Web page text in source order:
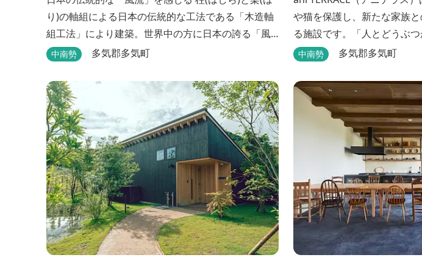
り)の軸組による日本の伝統的な工法である「木造軸
組工法」により建築。世界中の方に日本の誇る「風
流」を体験して頂けるよう窓際など細かいディテー
階に入居するテナントプロデュースにより洗練され
た世界観を各客室でお楽しみいただけ...
中南勢 多気郡多気町
や猫を保護し、新たな家族
る施設です。「人とどうぶ
を照らす」をコンセプトに、
は、飼い主様と一緒に
的にお預かりするペットホ
か、広々...
中南勢 多気郡多気町